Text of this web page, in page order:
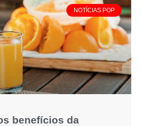
NOTÍCIAS POP
benefícios da